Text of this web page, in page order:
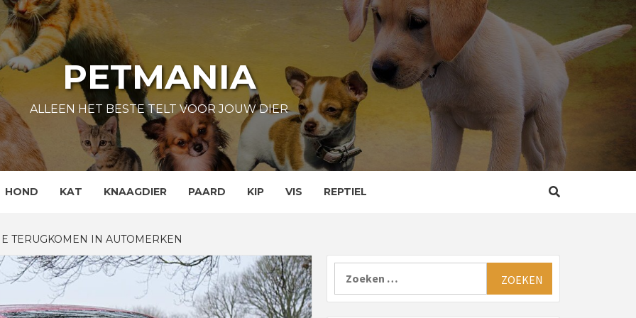
PETMANIA
ALLEEN HET BESTE TELT VOOR JOUW DIER
HOND KAT KNAAGDIER PAARD KIP VIS REPTIEL
TERUGKOMEN IN AUTOMERKEN